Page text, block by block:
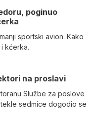
poginuo
sportski avion. Kako
kćerka.
na proslavi
Službe za poslove
sedmice dogodio se